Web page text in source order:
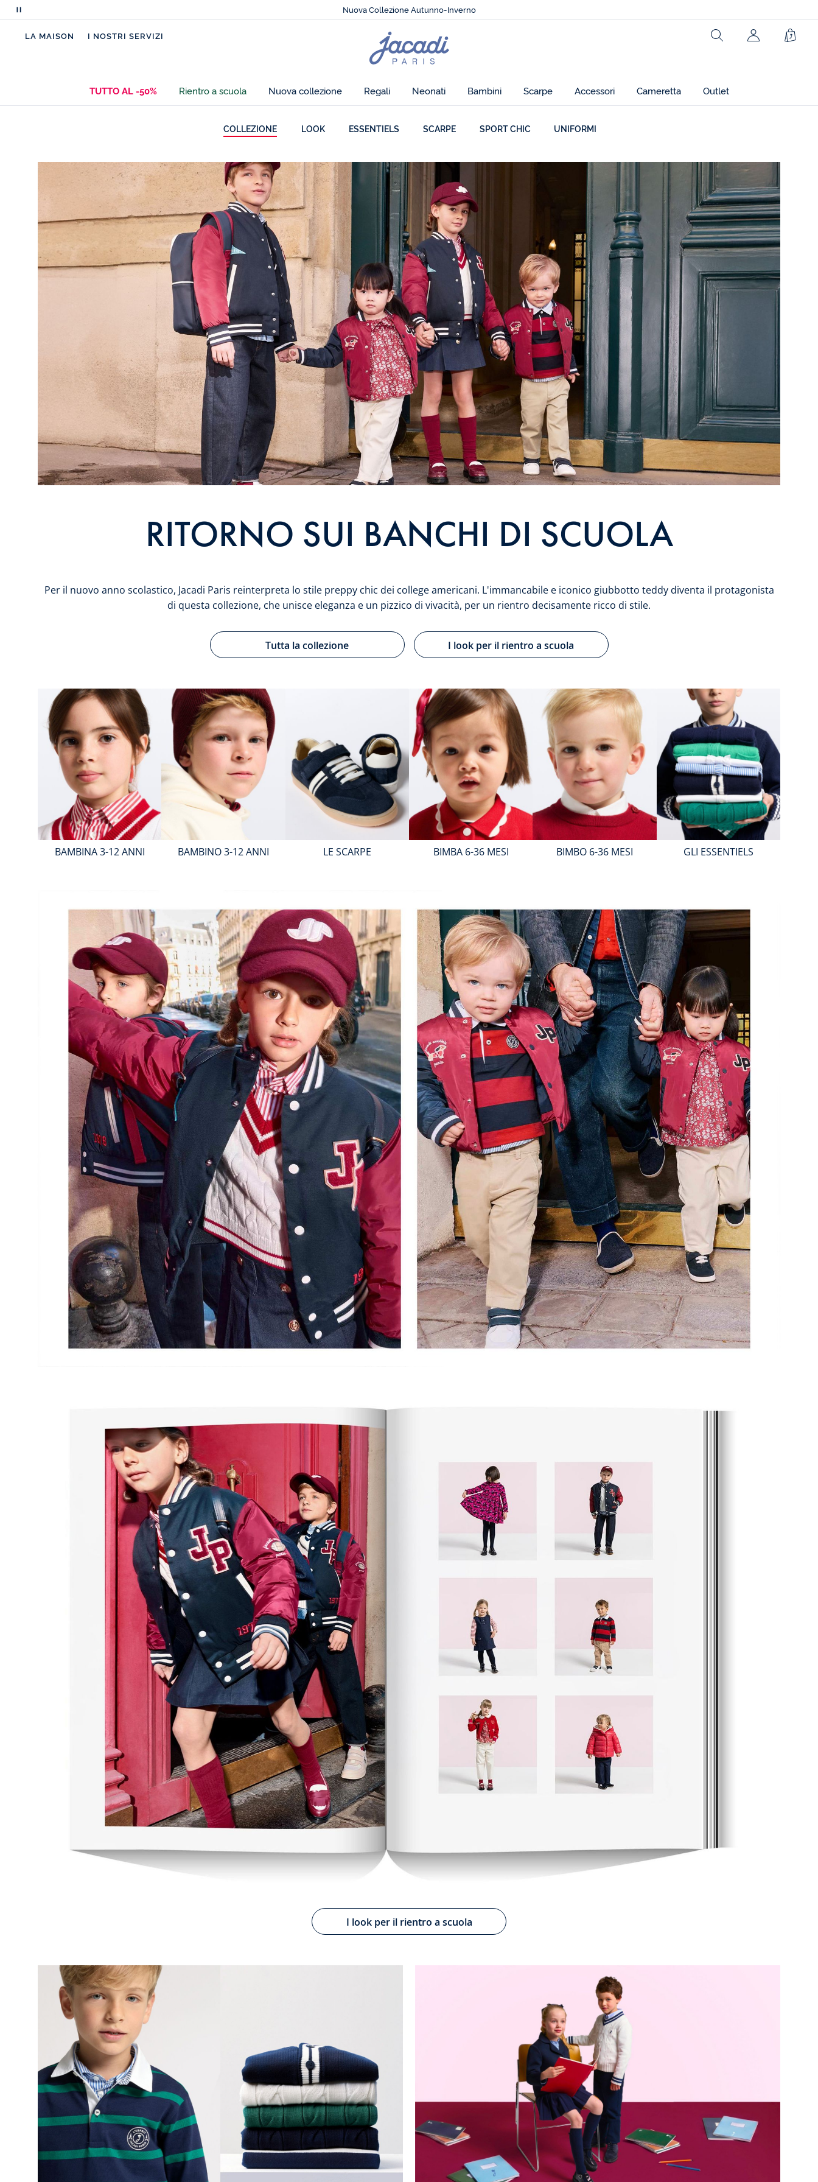
Metti
pausa
I nuovi Essentiels
Spedizione express offerta a partire da 99€
Guardaroba d'estate:
Nuova Collezione Autunno-Inverno
LA MAISON I NOSTRI SERVIZI
Pagina
iniziale
di
Rechercher
TUTTO AL -50% Rientro a scuola Nuova collezione Regali Neonati Bambini Scarpe Accessori Cameretta Outlet
COLLEZIONE LOOK ESSENTIELS SCARPE SPORT CHIC UNIFORMI
RITORNO SUI BANCHI DI SCUOLA
Per il nuovo anno scolastico, Jacadi Paris reinterpreta lo stile preppy chic dei college americani. L'immancabile e iconico giubbotto teddy diventa il protagonista
di questa collezione, che unisce eleganza e un pizzico di vivacità, per un rientro decisamente ricco di stile.
Tutta la collezione I look per il rientro a scuola
BAMBINA 3-12 ANNI BAMBINO 3-12 ANNI LE SCARPE BIMBA 6-36 MESI BIMBO 6-36 MESI GLI ESSENTIELS
I look per il rientro a scuola